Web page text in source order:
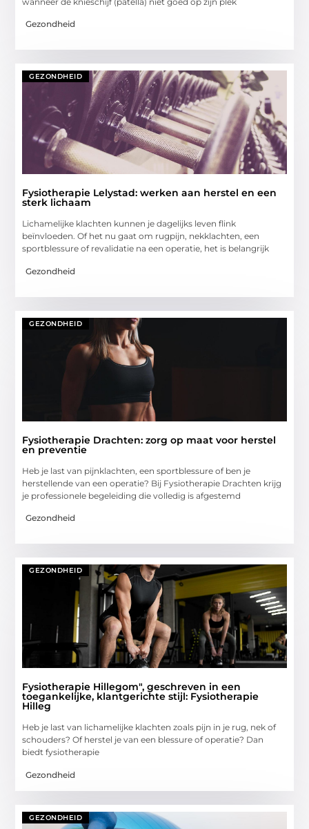
Gezondheid
GEZONDHEID
Fysiotherapie Lelystad: werken aan herstel en een
sterk lichaam
Lichamelijke klachten kunnen je dagelijks leven flink
beïnvloeden. Of het nu gaat om rugpijn, nekklachten, een
sportblessure of revalidatie na een operatie, het is belangrijk
Gezondheid
GEZONDHEID
Fysiotherapie Drachten: zorg op maat voor herstel
en preventie
Heb je last van pijnklachten, een sportblessure of ben je
herstellende van een operatie? Bij Fysiotherapie Drachten krijg
je professionele begeleiding die volledig is afgestemd
Gezondheid
GEZONDHEID
Fysiotherapie Hillegom", geschreven in een
toegankelijke, klantgerichte stijl: Fysiotherapie
Hilleg
Heb je last van lichamelijke klachten zoals pijn in je rug, nek of
schouders? Of herstel je van een blessure of operatie? Dan
biedt fysiotherapie
Gezondheid
GEZONDHEID